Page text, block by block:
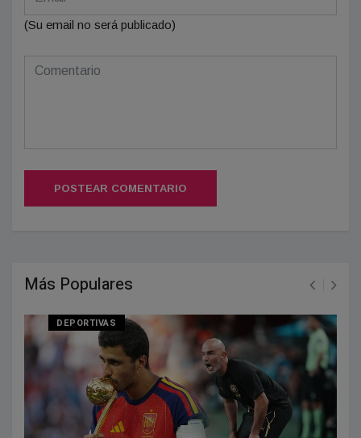
(Su email no será publicado)
POSTEAR COMENTARIO
Más Populares
DEPORTIVAS